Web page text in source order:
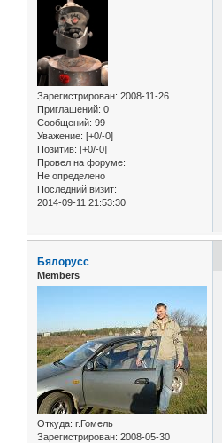
Зарегистрирован: 2008-11-26
Приглашений: 0
Сообщений: 99
Уважение: [+0/-0]
Позитив: [+0/-0]
Провел на форуме:
Не определено
Последний визит:
2014-09-11 21:53:30
Бялорусс
Members
Откуда: г.Гомель
Зарегистрирован: 2008-05-30